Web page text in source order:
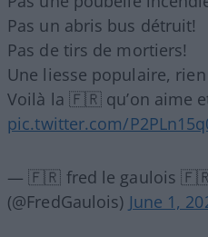
Pas un abris bus détruit!
Pas de tirs de mortiers!
Une liesse populaire, rien
Voilà la 🇫🇷 qu’on aime
pic.twitter.com/
— 🇫🇷 fred le gaulois 🇫🇷
(@FredGaulois) June 1,